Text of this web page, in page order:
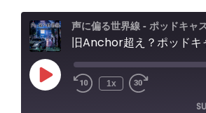
ビ
ュ
ー
忘
編
集」
ア
リ
【Google
帰
の
「Tascam
DR-
07X」
声に偏る世界線 - ポッドキャ
Play
Episode 1x